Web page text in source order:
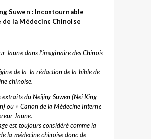
Suwen : Incontournable
de la Médecine Chinoise
Jaune dans l’imaginaire des Chinois
de la la rédaction de la bible de
chinoise.
extraits du Neijing Suwen (Nei King
ou « Canon de la Médecine Interne
Jaune.
est toujours considéré comme la
la médecine chinoise donc de